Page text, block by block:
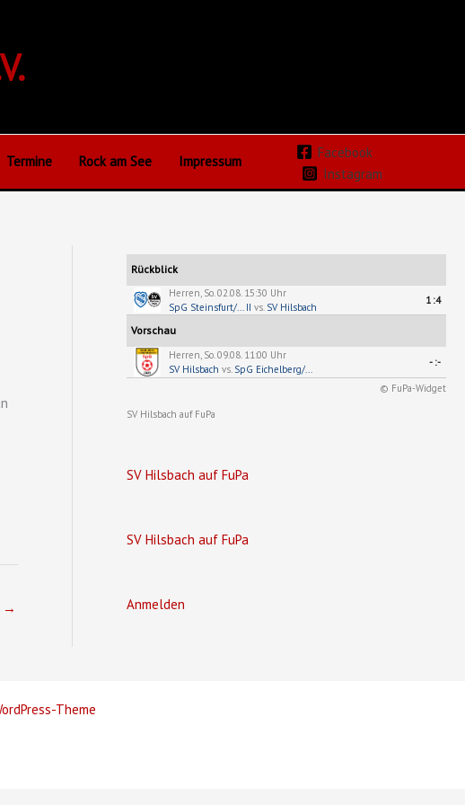
Termine Rock am See Impressum
Facebook
Instagram
→
Rückblick
Herren, So. 02.08. 15:30 Uhr
SpG Steinsfurt/... II vs. SV Hilsbach
1:4
Vorschau
Herren, So. 09.08. 11:00 Uhr
SV Hilsbach vs. SpG Eichelberg/...
-:-
© FuPa-Widget
SV Hilsbach auf FuPa
SV Hilsbach auf FuPa
SV Hilsbach auf FuPa
Anmelden
Theme